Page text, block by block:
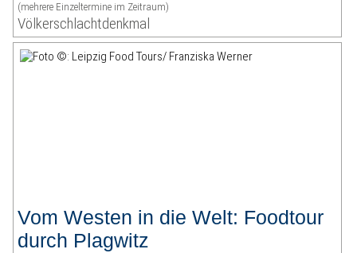
(mehrere Einzeltermine im Zeitraum)
Völkerschlachtdenkmal
Vom Westen in die Welt: Foodtour
durch Plagwitz